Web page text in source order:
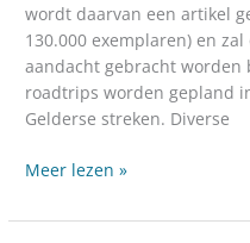
wordt daarvan een artikel
130.000 exemplaren) en
aandacht gebracht
roadtrips worden gepland
Gelderse streken. Diverse
bezoek
Duitse
influencers
Meer lezen »